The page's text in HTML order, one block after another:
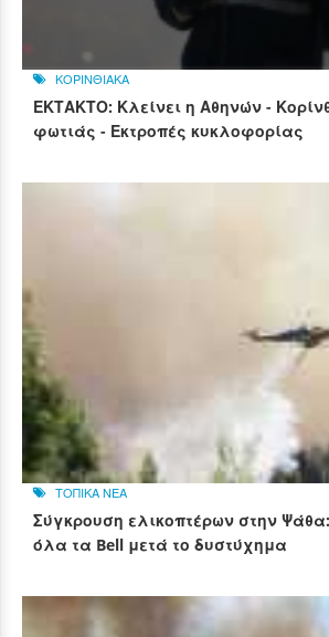
ΚΟΡΙΝΘΙΑΚΑ
ΕΚΤΑΚΤΟ: Κλείνει η Αθηνών -
φωτιάς - Εκτροπές κυκλοφορίας
ΤΟΠΙΚΑ ΝΕΑ
Σύγκρουση ελικοπτέρων στην
όλα τα Bell μετά το δυστύχημα